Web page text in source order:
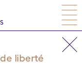
liberté